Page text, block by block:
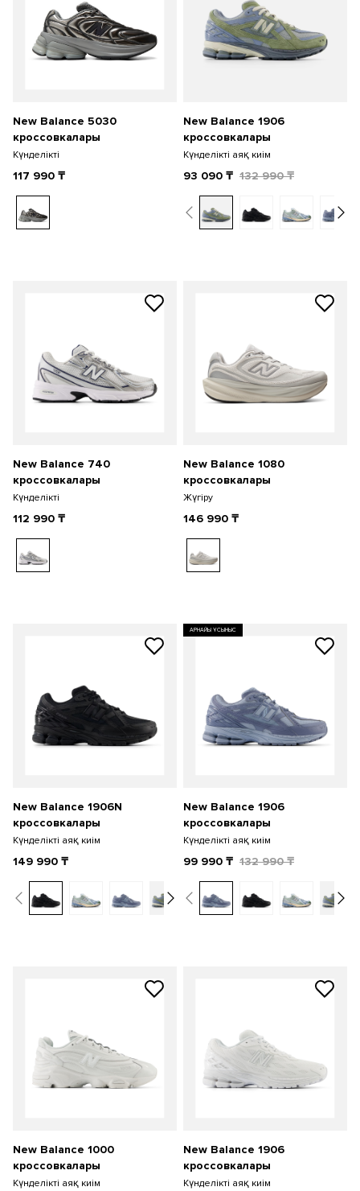
New Balance 5030
кроссовкалары
Күнделікті
117 990 ₸
New Balance 1906
кроссовкалары
Күнделікті аяқ киім
93 090 ₸ 132 990₸
New Balance 740
кроссовкалары
Күнделікті
112 990 ₸
New Balance 1080
кроссовкалары
Жүгіру
146 990 ₸
New Balance 1906N
кроссовкалары
Күнделікті аяқ киім
149 990 ₸
АРНАЙЫ ҰСЫНЫС
New Balance 1906
кроссовкалары
Күнделікті аяқ киім
99 990 ₸ 132 990₸
New Balance 1000
кроссовкалары
Күнделікті аяқ киім
New Balance 1906
кроссовкалары
Күнделікті аяқ киім